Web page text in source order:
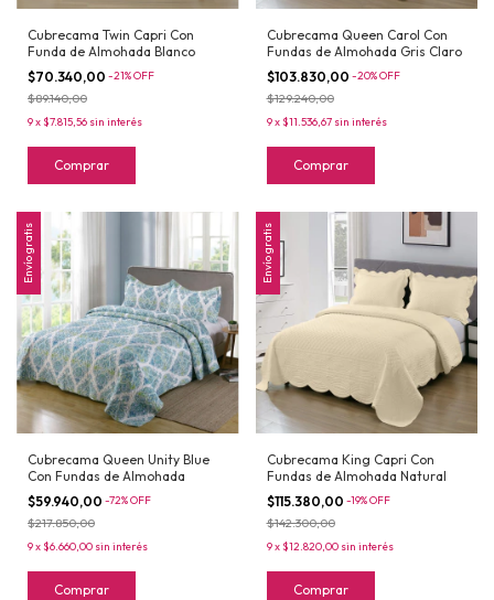
Cubrecama Twin Capri Con
Funda de Almohada Blanco
$70.340,00 -21%OFF
$89.140,00
9x$7.815,56 sin interés
Comprar
Cubrecama Queen Carol Con
Fundas de Almohada Gris Claro
$103.830,00 -20%OFF
$129.240,00
9x$11.536,67 sin interés
Comprar
Envío gratis
Cubrecama Queen Unity Blue
Con Fundas de Almohada
$59.940,00 -72%OFF
$217.850,00
9x$6.660,00 sin interés
Comprar
Envío gratis
Cubrecama King Capri Con
Fundas de Almohada Natural
$115.380,00 -19%OFF
$142.300,00
9x$12.820,00 sin interés
Comprar